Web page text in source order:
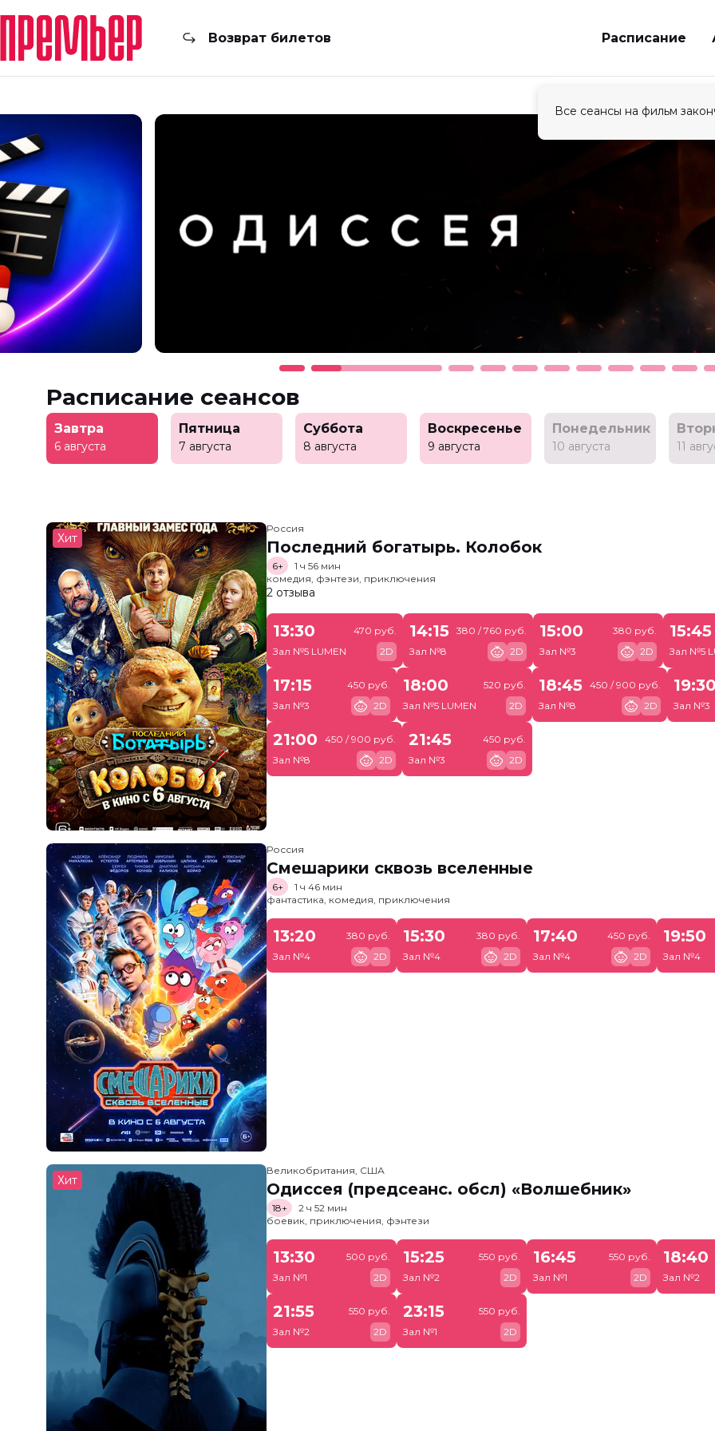
Возврат билетов Расписание
Расписание сеансов
Завтра
6 августа
Пятница
7 августа
Суббота
8 августа
Воскресенье
9 августа
Понедельник
10 августа 11
Хит
Россия
Последний богатырь. Колобок
6+
1 ч 56 мин
комедия, фэнтези, приключения
2 отзыва
13:30
Зал №5 LUMEN
470 руб.
2D
14:15
Зал №8
380 / 760 руб.
2D
15:00
Зал №3
380 руб.
2D
15:45
Зал №5
17:15
Зал №3
450 руб.
2D
18:00
Зал №5 LUMEN
520 руб.
2D
18:45
Зал №8
450 / 900 руб.
2D
19:30
Зал №3
21:00
Зал №8
450 / 900 руб.
2D
21:45
Зал №3
450 руб.
2D
Россия
Смешарики сквозь вселенные
6+
1 ч 46 мин
фантастика, комедия, приключения
13:20
Зал №4
380 руб.
2D
15:30
Зал №4
380 руб.
2D
17:40
Зал №4
450 руб.
2D
19:50
Зал №4
Хит
Великобритания, США
Одиссея (предсеанс. обсл) «Волшебник»
18+
2 ч 52 мин
боевик, приключения, фэнтези
13:30
Зал №1
500 руб.
2D
15:25
Зал №2
550 руб.
2D
16:45
Зал №1
550 руб.
2D
18:40
Зал №2
21:55
Зал №2
550 руб.
2D
23:15
Зал №1
550 руб.
2D
Все сеансы на фильм